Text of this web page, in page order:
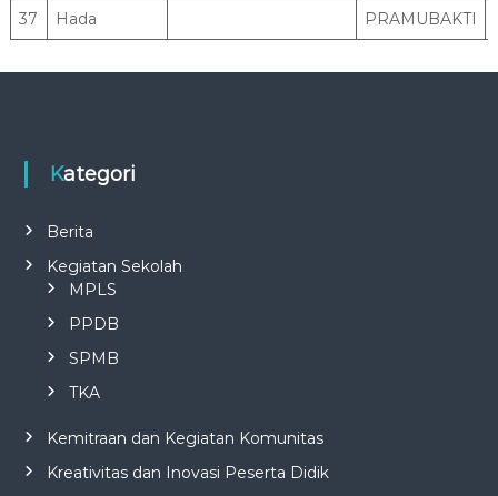
37 Hada PRAMUBAKTI
Kategori
Berita
Kegiatan Sekolah
MPLS
PPDB
SPMB
TKA
Kemitraan dan Kegiatan Komunitas
Kreativitas dan Inovasi Peserta Didik